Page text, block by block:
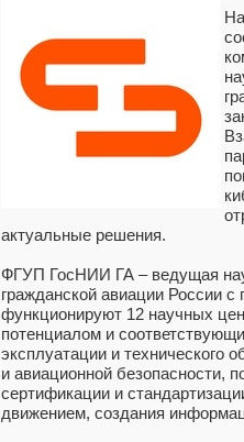
актуальные решения.
ФГУП ГосНИИ ГА – ведущая
гражданской авиации России с
функционируют 12 научных
потенциалом и
эксплуатации и технического
и авиационной безопасности,
сертификации и
движением, создания